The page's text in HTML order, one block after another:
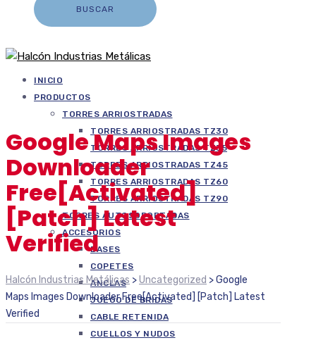
INICIO
PRODUCTOS
TORRES ARRIOSTRADAS
TORRES ARRIOSTRADAS TZ30
TORRES ARRIOSTRADAS TZ35
TORRES ARRIOSTRADAS TZ45
TORRES ARRIOSTRADAS TZ60
TORRES ARRIOSTRADAS TZ90
TORRES AUTOSOPORTADAS
ACCESORIOS
BASES
COPETES
ANCLAS
JUEGO DE BRIDAS
CABLE RETENIDA
CUELLOS Y NUDOS
Google Maps Images
Downloader
Free[Activated]
[Patch] Latest
Verified
Halcón Industrias Metálicas >Uncategorized >Google
Maps Images Downloader Free[Activated] [Patch] Latest
Verified